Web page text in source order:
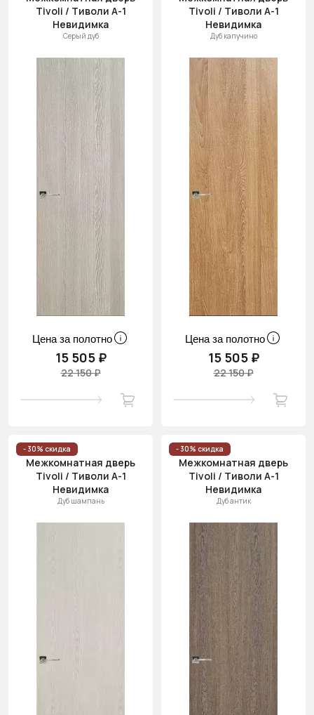
Tivoli / Тиволи А-1
Невидимка
Серый дуб
Цена за полотно
15 505 ₽
22 150 ₽
Tivoli / Тиволи А-1
Невидимка
Дуб капучино
Цена за полотно
15 505 ₽
22 150 ₽
- 30% скидка
Межкомнатная дверь
Tivoli / Тиволи А-1
Невидимка
Дуб шампань
- 30% скидка
Межкомнатная дверь
Tivoli / Тиволи А-1
Невидимка
Дуб антик